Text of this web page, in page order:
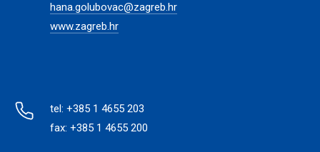
hana.golubovac@zagreb.hr
www.zagreb.hr
tel: +385 1 4655 203
fax: +385 1 4655 200